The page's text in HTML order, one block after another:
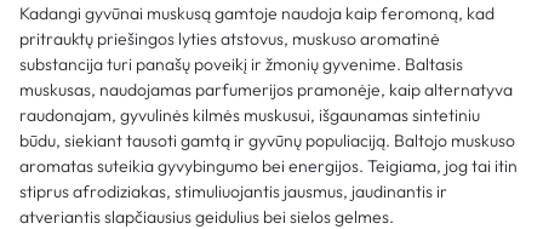
Kadangi gyvūnai muskusą gamtoje naudoja kaip feromoną, kad
pritrauktų priešingos lyties atstovus, muskuso aromatinė
substancija turi panašų poveikį ir žmonių gyvenime. Baltasis
muskusas, naudojamas parfumerijos pramonėje, kaip alternatyva
raudonajam, gyvulinės kilmės muskusui, išgaunamas sintetiniu
būdu, siekiant tausoti gamtą ir gyvūnų populiaciją. Baltojo muskuso
aromatas suteikia gyvybingumo bei energijos. Teigiama, jog tai itin
stiprus afrodiziakas, stimuliuojantis jausmus, jaudinantis ir
atveriantis slapčiausius geidulius bei sielos gelmes.